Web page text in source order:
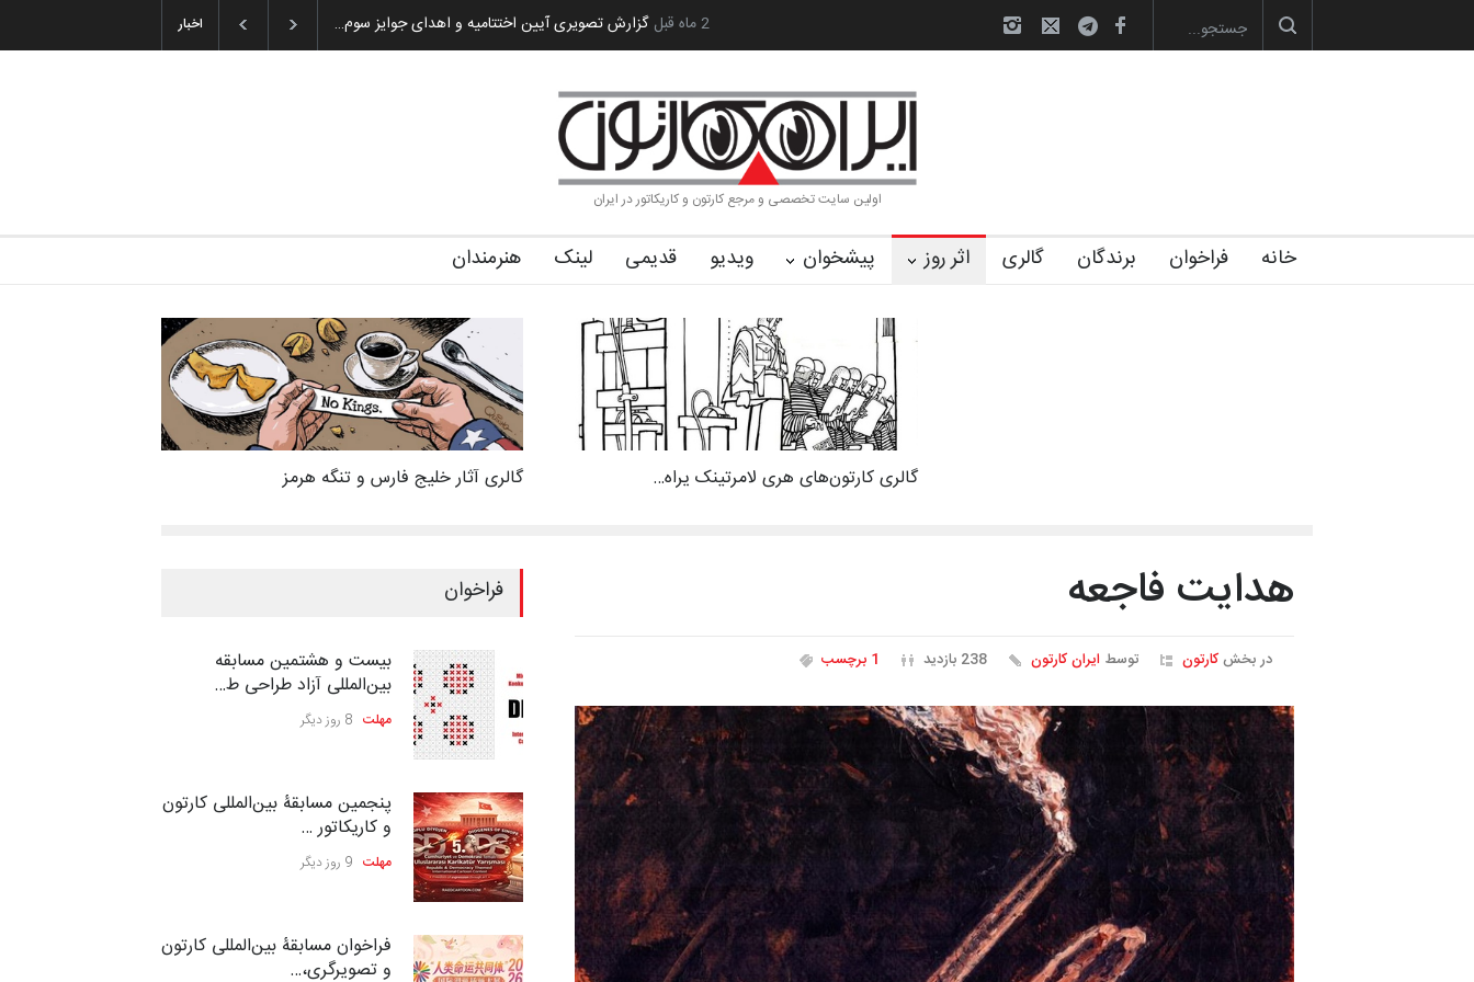
اخبار به یاد اردوغان باشول (۱۹۳۶–۲۰۲۶) رویداد کارگاهی کارتون و پوستر «ایران سربلند»… آغاز دوره‌های تخصصی فصل تابستان 1405 خانه کا… آیین اختتامیه و اهدای جوایز سوم… 2 ماه قبل
اولین سایت تخصصی و مرجع کارتون و کاریکاتور در ایران
خانه فراخوان برندگان گالری اثر روز پیشخوان ویدیو قدیمی لینک هنرمندان
گالری آثار خلیج فارس و تنگه هرمز گالری کارتون‌های هری لامرتینک یراه…
هدایت فاجعه
در بخشکارتون توسط ایران کارتون 238 بازدید 1 برچسب
فراخوان
بیست و هشتمین مسابقه
بین‌المللی آزاد طراحی ط…
مهلت 8 روز دیگر
پنجمین مسابقۀ بین‌المللی کارتون
و کاریکاتور …
مهلت 9 روز دیگر
فراخوان مسابقۀ بین‌المللی کارتون
و تصویرگری،…